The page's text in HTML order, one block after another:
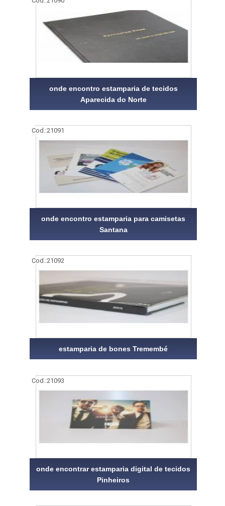
onde encontro estamparia de tecidos
Aparecida do Norte
Cod.:21091
onde encontro estamparia para camisetas
Santana
Cod.:21092
estamparia de bones Tremembé
Cod.:21093
onde encontrar estamparia digital de tecidos
Pinheiros